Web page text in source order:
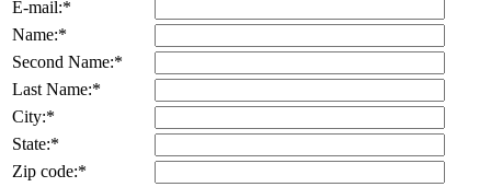
E-mail:*
Name:*
Second Name:*
Last Name:*
City:*
State:*
Zip code:*